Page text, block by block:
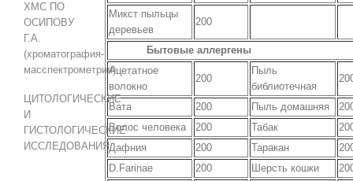
Микст пыльцы
деревьев
200
Бытовые аллергены
Ацетатное
волокно
200
Пыль
библиотечная
Вата 200 Пыль домашняя
Волос человека
200 Табак
Дафния
200 Таракан
D.Farinae
200 Шерсть кошки
ХМС ПО
ОСИПОВУ
Г.А.
(хроматография-
масспектрометрия)
ЦИТОЛОГИЧЕСКИЕ
И
ГИСТОЛОГИЧЕСКИЕ
ИССЛЕДОВАНИЯ